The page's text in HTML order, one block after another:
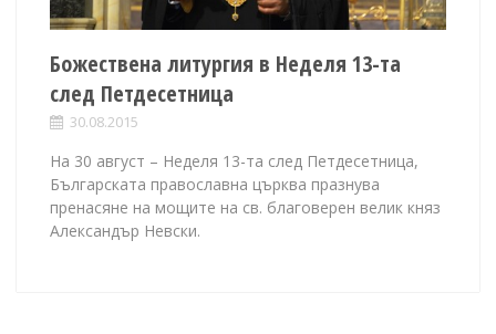
Божествена литургия в Неделя 13-та
след Петдесетница
30.08.2015
На 30 август – Неделя 13-та след Петдесетница,
Българската православна църква празнува
пренасяне на мощите на св. благоверен велик княз
Александър Невски.